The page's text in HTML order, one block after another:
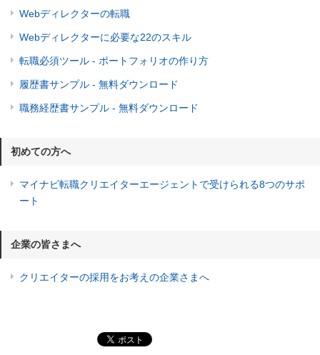
Webディレクターの転職
Webディレクターに必要な22のスキル
転職必須ツール - ポートフォリオの作り方
履歴書サンプル - 無料ダウンロード
職務経歴書サンプル - 無料ダウンロード
初めての方へ
マイナビ転職クリエイターエージェントで受けられる8つのサポ
ート
企業の皆さまへ
クリエイターの採用をお考えの企業さまへ